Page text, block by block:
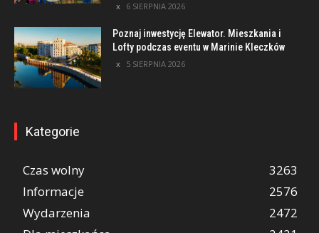
6 SIERPNIA 2026
Poznaj inwestycję Elewator. Mieszkania i
Lofty podczas eventu w Marinie Kleczków
5 SIERPNIA 2026
Kategorie
Czas wolny
3263
Informacje
2576
Wydarzenia
2472